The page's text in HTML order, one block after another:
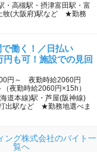
・高槻駅・摂津富田駅・富
牧(大阪府)駅など ★勤務
働く！／日払い
も可！施設での見回
円～ 夜勤時給2060円
夜勤時給2060円×15h）
道本線)駅・芦屋(阪神線)
出駅など ★勤務地選べま
ング株式会社のバイト一
覧へ